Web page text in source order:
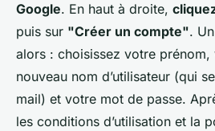
Google. En haut à droite,
puis sur "Créer un compte".
alors : choisissez votre
nouveau nom d’utilisateur (qui
mail) et votre mot de passe.
les conditions d’utilisation et la